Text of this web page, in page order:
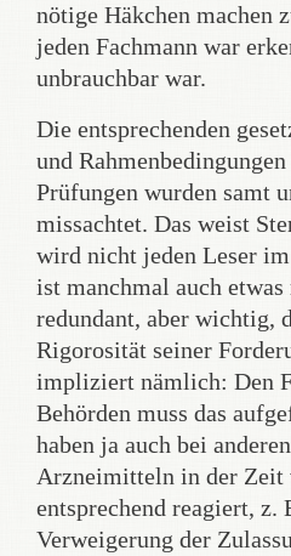
nötige Häkchen machen
jeden Fachmann war
unbrauchbar war.
Die entsprechenden
und
Prüfungen wurden samt
missachtet. Das weist
wird nicht jeden Leser
ist manchmal auch etwas
redundant, aber wichtig,
Rigorosität seiner
impliziert nämlich: Den
Behörden muss das
haben ja auch bei
Arzneimitteln in der Zeit
entsprechend reagiert, z.
Verweigerung der